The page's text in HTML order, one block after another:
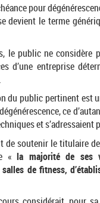
pour
devient le terme
le public ne
d’une entreprise
du public pertinent est
ce
et
de soutenir le titulaire
« la majorité de ses
de fitness,